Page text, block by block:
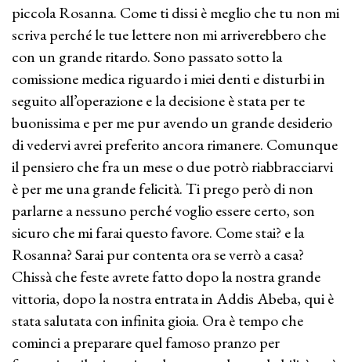
piccola Rosanna. Come ti dissi è meglio che tu non mi
scriva perché le tue lettere non mi arriverebbero che
con un grande ritardo. Sono passato sotto la
comissione medica riguardo i miei denti e disturbi in
seguito all’operazione e la decisione è stata per te
buonissima e per me pur avendo un grande desiderio
di vedervi avrei preferito ancora rimanere. Comunque
il pensiero che fra un mese o due potrò riabbracciarvi
è per me una grande felicità. Ti prego però di non
parlarne a nessuno perché voglio essere certo, son
sicuro che mi farai questo favore. Come stai? e la
Rosanna? Sarai pur contenta ora se verrò a casa?
Chissà che feste avrete fatto dopo la nostra grande
vittoria, dopo la nostra entrata in Addis Abeba, qui è
stata salutata con infinita gioia. Ora è tempo che
cominci a preparare quel famoso pranzo per